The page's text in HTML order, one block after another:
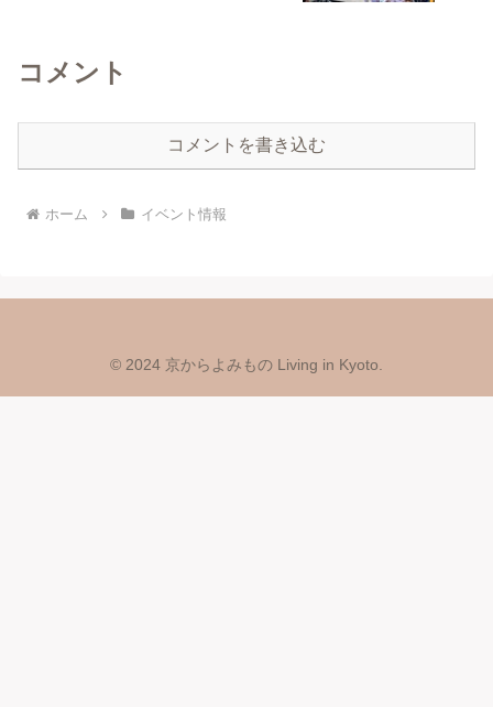
コメント
コメントを書き込む
ホーム イベント情報
© 2024 京からよみもの Living in Kyoto.